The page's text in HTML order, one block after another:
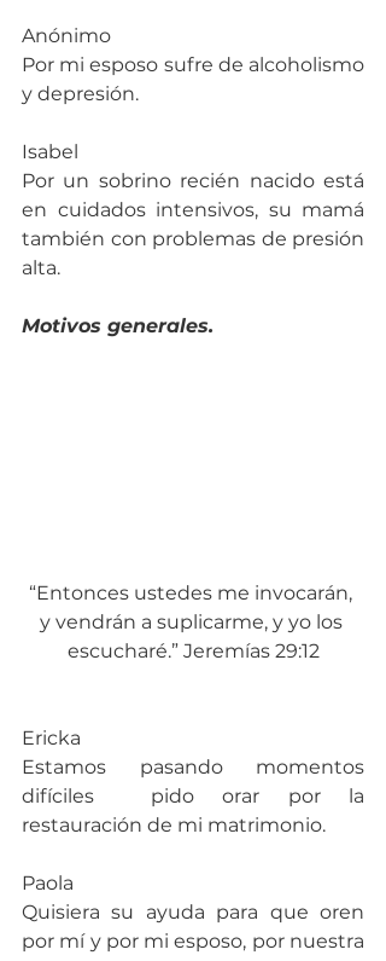
Anónimo
Por mi esposo sufre de alcoholismo
y depresión.
Isabel
Por un sobrino recién nacido está
en cuidados intensivos, su mamá
también con problemas de presión
alta.
Motivos generales.
“Entonces ustedes me invocarán,
y vendrán a suplicarme, y yo los
escucharé.” Jeremías 29:12
Ericka
Estamos pasando momentos
difíciles  pido orar por la
restauración de mi matrimonio.
Paola
Quisiera su ayuda para que oren
por mí y por mi esposo, por nuestra